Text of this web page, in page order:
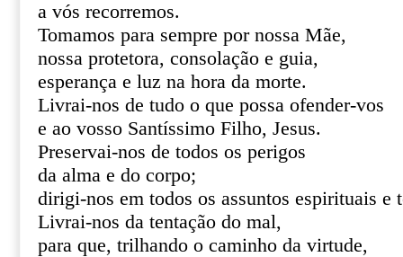
a vós recorremos.
Tomamos para sempre por nossa Mãe,
nossa protetora, consolação e guia,
esperança e luz na hora da morte.
Livrai-nos de tudo o que possa ofender-vos
e ao vosso Santíssimo Filho, Jesus.
Preservai-nos de todos os perigos
da alma e do corpo;
dirigi-nos em todos os assuntos espirituais e
Livrai-nos da tentação do mal,
para que, trilhando o caminho da virtude,